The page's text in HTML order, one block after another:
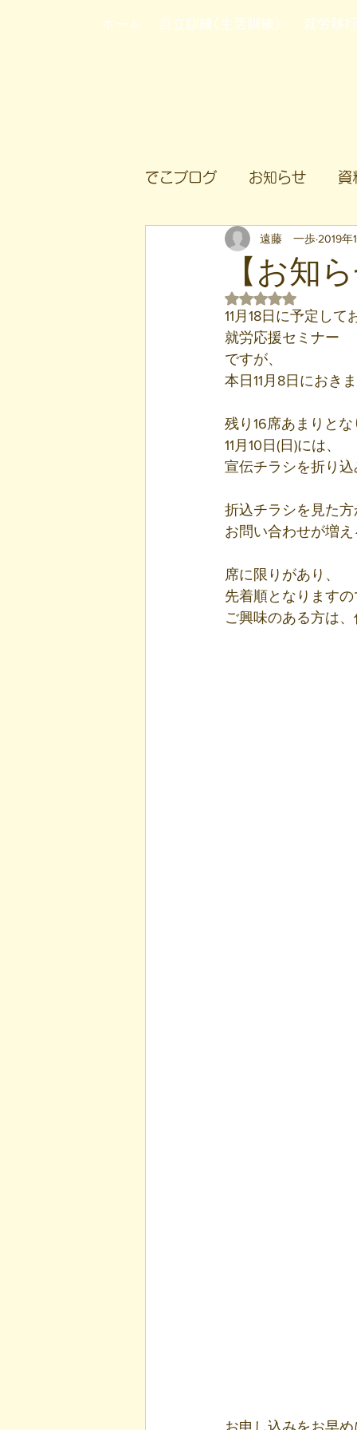
ホーム 自立訓練(生活訓練) 就労移
でこブログ お知らせ 資
【お知
遠藤 一歩 2019年
5つ星のうちNaN
11月18日に予定して
就労応援セミナー
ですが、
本日11月8日におき
残り16席あまりと
11月10日(日)には、
宣伝チラシを折り
折込チラシを見た
お問い合わせが増
席に限りがあり、
先着順となります
ご興味のある方は
お申し込みをお早